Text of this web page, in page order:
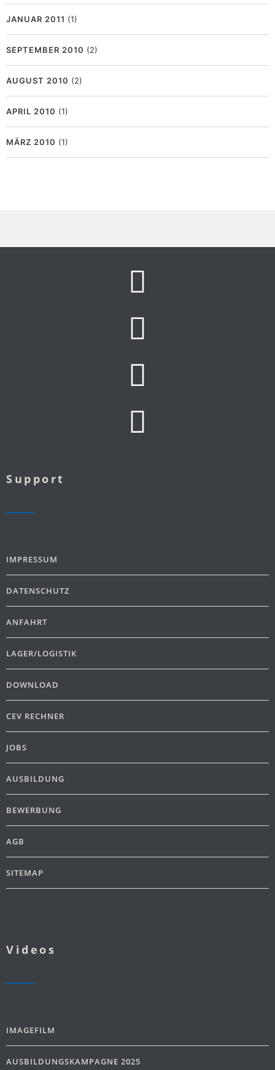
JANUAR 2011 (1)
SEPTEMBER 2010 (2)
AUGUST 2010 (2)
APRIL 2010 (1)
MÄRZ 2010 (1)
Support
IMPRESSUM
DATENSCHUTZ
ANFAHRT
LAGER/LOGISTIK
DOWNLOAD
CEV RECHNER
JOBS
AUSBILDUNG
BEWERBUNG
AGB
SITEMAP
Videos
IMAGEFILM
AUSBILDUNGSKAMPAGNE 2025